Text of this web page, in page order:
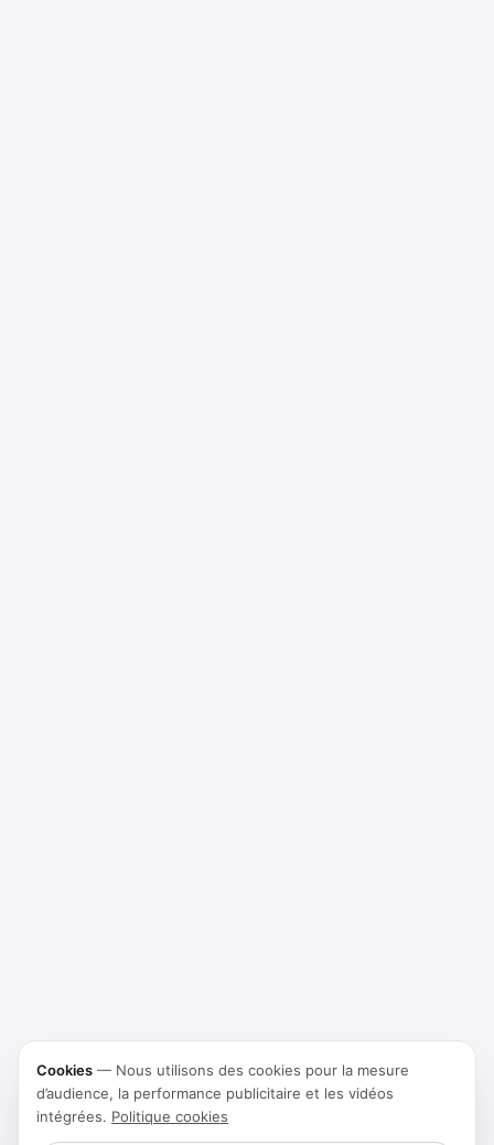
Cookies — Nous utilisons des cookies pour la mesure
d’audience, la performance publicitaire et les vidéos
intégrées. Politique cookies